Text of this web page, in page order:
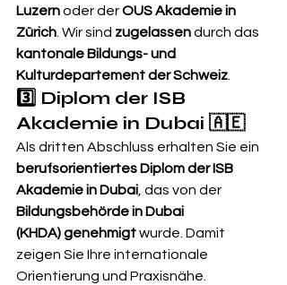
Luzern oder der OUS Akademie in
Zürich . Wir sind zugelassen durch das
kantonale Bildungs- und
Kulturdepartement der Schweiz
3️⃣ Diplom der ISB
Akademie in Dubai 🇦🇪
Als dritten Abschluss erhalten Sie ein
berufsorientiertes Diplom der ISB
Akademie in Dubai , das von der
Bildungsbehörde in Dubai
(KHDA)genehmigt wurde. Damit
zeigen Sie Ihre internationale
Orientierung und Praxisnähe.